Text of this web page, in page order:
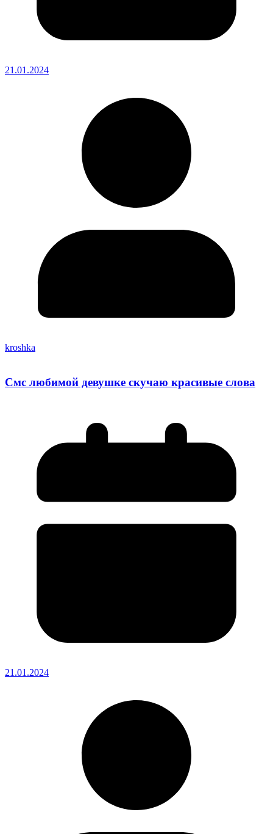
21.01.2024
kroshka
Смс любимой девушке скучаю красивые слова
21.01.2024